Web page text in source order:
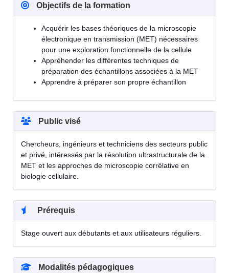
Objectifs de la formation
Acquérir les bases théoriques de la microscopie
électronique en transmission (MET) nécessaires
pour une exploration fonctionnelle de la cellule
Appréhender les différentes techniques de
préparation des échantillons associées à la MET
Apprendre à préparer son propre échantillon
Public visé
Chercheurs, ingénieurs et techniciens des secteurs public
et privé, intéressés par la résolution ultrastructurale de la
MET et les approches de microscopie corrélative en
biologie cellulaire.
Prérequis
Stage ouvert aux débutants et aux utilisateurs réguliers.
Modalités pédagogiques